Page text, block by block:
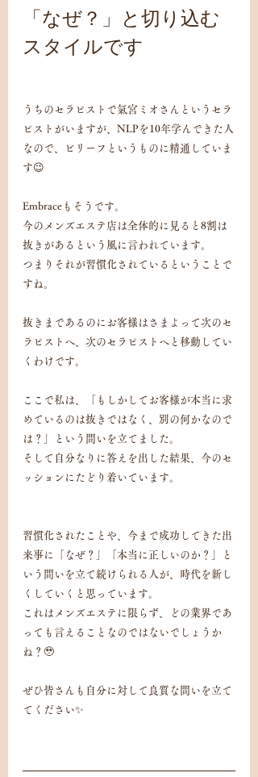
「なぜ？」と切り込む
スタイルです
うちのセラピストで氣宮ミオさんというセラ
ピストがいますが、NLPを10年学んできた人
なので、ビリーフというものに精通していま
す😉
Embraceもそうです。
今のメンズエステ店は全体的に見ると8割は
抜きがあるという風に言われています。
つまりそれが習慣化されているということで
すね。
抜きまであるのにお客様はさまよって次のセ
ラピストへ、次のセラピストへと移動してい
くわけです。
ここで私は、「もしかしてお客様が本当に求
めているのは抜きではなく、別の何かなので
は？」という問いを立てました。
そして自分なりに答えを出した結果、今のセ
ッションにたどり着いています。
習慣化されたことや、今まで成功してきた出
来事に「なぜ？」「本当に正しいのか？」と
いう問いを立て続けられる人が、時代を新し
くしていくと思っています。
これはメンズエステに限らず、どの業界であ
っても言えることなのではないでしょうか
ね？🥹
ぜひ皆さんも自分に対して良質な問いを立て
てください✨